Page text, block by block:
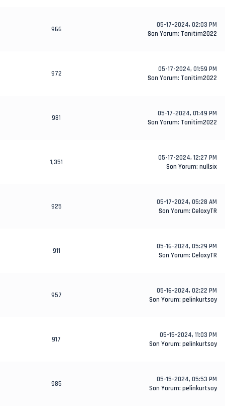
966
05-17-2024, 02:03 PM
Son Yorum: Tanitim2022
972
05-17-2024, 01:59 PM
Son Yorum: Tanitim2022
981
05-17-2024, 01:49 PM
Son Yorum: Tanitim2022
1,351
05-17-2024, 12:27 PM
Son Yorum: nullsix
925
05-17-2024, 05:28 AM
Son Yorum: CeloxyTR
911
05-16-2024, 05:29 PM
Son Yorum: CeloxyTR
957
05-16-2024, 02:22 PM
Son Yorum: pelinkurtsoy
917
05-15-2024, 11:03 PM
Son Yorum: pelinkurtsoy
985
05-15-2024, 05:53 PM
Son Yorum: pelinkurtsoy